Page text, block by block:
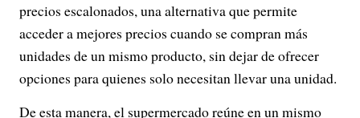
precios escalonados, una alternativa que permite
acceder a mejores precios cuando se compran más
unidades de un mismo producto, sin dejar de ofrecer
opciones para quienes solo necesitan llevar una unidad.
De esta manera, el supermercado reúne en un mismo